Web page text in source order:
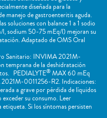
diseñada para la
manejo de gastroenteritis aguda.
soluciones con balance 1 a 1 sodio
sodium 50-75 mEq/l) mejoran su
Adaptado de OMS Oral
Sanitario: INVIMA 2021M-
temprana de la deshidratación
PEDIALYTE®MAX 60 mEq
0011256-R2. Indicaciones:
a grave por pérdida de líquidos
su consumo. Leer
Si los síntomas persisten